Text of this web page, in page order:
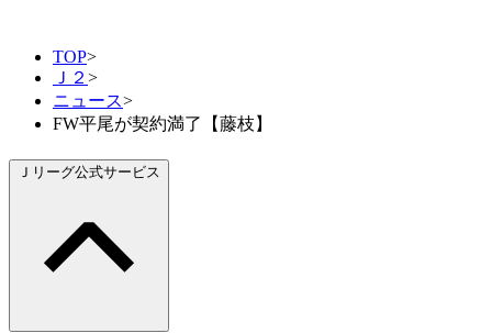
TOP>
Ｊ２ >
ニュース>
FW平尾が契約満了【藤枝】
Ｊリーグ公式サービス